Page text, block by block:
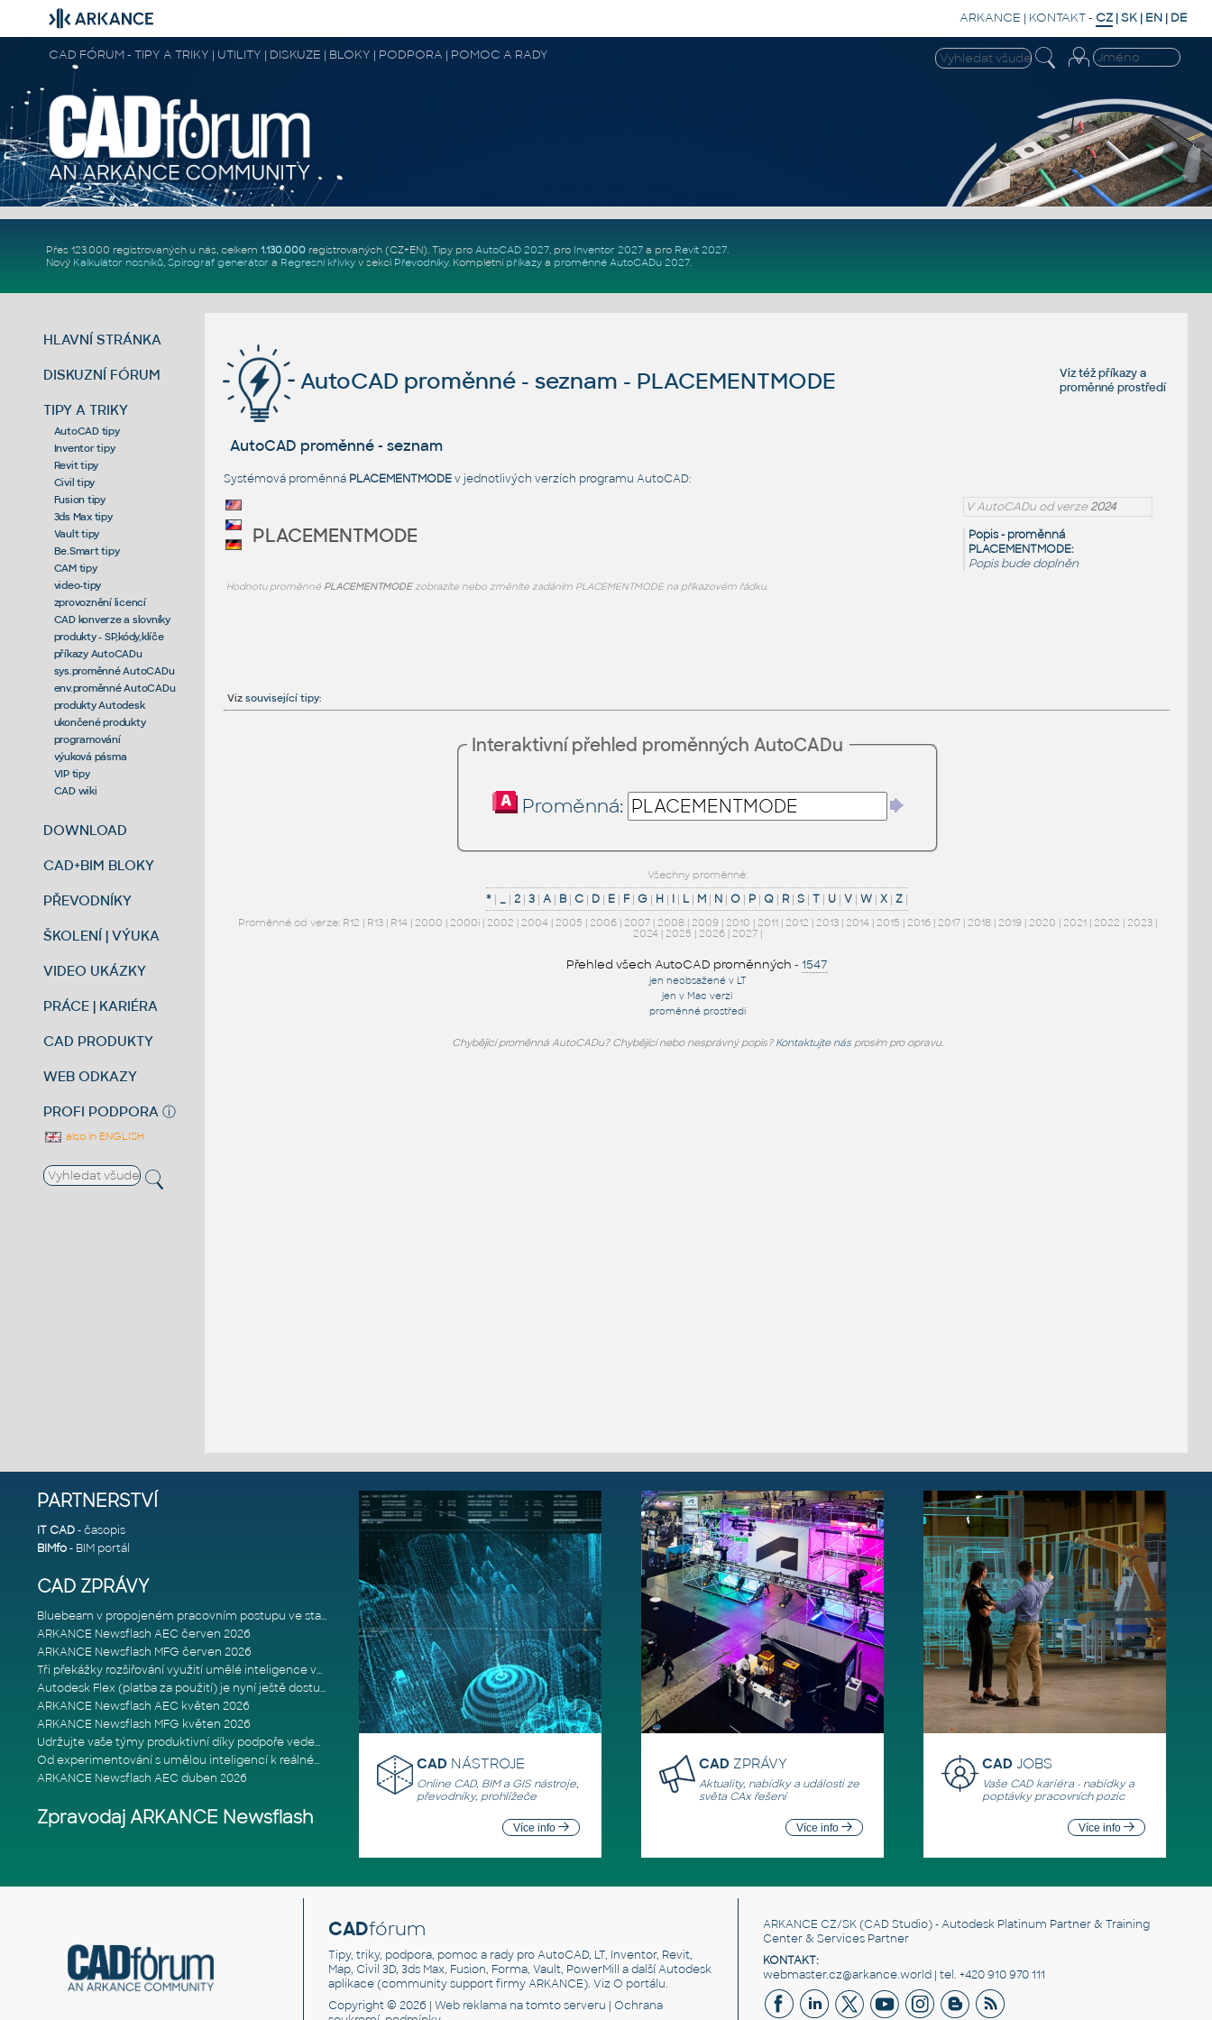
ARKANCE | KONTAKT- CZ |SK | EN | DE
CAD FÓRUM - TIPY A TRIKY | UTILITY | DISKUZE | BLOKY | PODPORA | POMOC A RADY
Přes 123.000 registrovaných u nás, celkem 1.130.000registrovaných (CZ+EN). Tipy pro AutoCAD 2027, pro Inventor 2027a pro Revit 2027.
Nový Kalkulátor nosníků, Spirograf generátor a Regresní křivkyv sekci Převodníky. Kompletní příkazya proměnné AutoCADu 2027.
HLAVNÍ STRÁNKA
DISKUZNÍ FÓRUM
TIPY A TRIKY
AutoCAD tipy
Inventor tipy
Revit tipy
Civil tipy
Fusion tipy
3ds Max tipy
Vault tipy
Be.Smart tipy
CAM tipy
video-tipy
zprovoznění licencí
CAD konverze a slovníky
produkty - SP,kódy,klíče
příkazy AutoCADu
sys.proměnné AutoCADu
env.proměnné AutoCADu
produkty Autodesk
ukončené produkty
programování
výuková pásma
VIP tipy
CAD wiki
DOWNLOAD
CAD+BIM BLOKY
PŘEVODNÍKY
ŠKOLENÍ | VÝUKA
VIDEO UKÁZKY
PRÁCE | KARIÉRA
CAD PRODUKTY
WEB ODKAZY
PROFI PODPORA ⓘ
also in ENGLISH
Viz téžpříkazya
proměnné prostředí
AutoCAD proměnné - seznam - PLACEMENTMODE
AutoCAD proměnné - seznam
Systémová proměnná PLACEMENTMODEv jednotlivých verzích programu AutoCAD:
V AutoCADu od verze2024
Popis - proměnná
PLACEMENTMODE:
Popis bude doplněn
PLACEMENTMODE
Hodnotu proměnné PLACEMENTMODEzobrazíte nebo změníte zadáním PLACEMENTMODE na příkazovém řádku.
Viz související tipy:
Interaktivní přehled proměnných AutoCADu
Proměnná:
Všechny proměnné:
* | _ |2 |3 |A | B |C | D | E | F|G | H | I | L | M | N |O | P |Q | R |S |T | U |V |W |X |Z |
Proměnné od verze: R12 | R13| R14| 2000 | 2000i| 2002 | 2004| 2005 | 2006| 2007| 2008| 2009| 2010 | 2011| 2012 | 2013| 2014| 2015 | 2016| 2017| 2018| 2019| 2020 | 2021| 2022 | 2023|
2024| 2025 | 2026| 2027|
Přehled všech AutoCAD proměnných -1547
jen neobsažené v LT
jen v Mac verzi
proměnné prostředí
Chybějící proměnná AutoCADu? Chybějící nebo nesprávný popis? Kontaktujte násprosím pro opravu.
PARTNERSTVÍ
IT CAD- časopis
BIMfo- BIM portál
CAD ZPRÁVY
Bluebeam v propojeném pracovním postupu ve stavebnictví: Proč je int
ARKANCE Newsflash AEC červen 2026
ARKANCE Newsflash MFG červen 2026
Tři překážky rozšiřování využití umělé inteligence ve stavebním prům
Autodesk Flex (platba za použití) je nyní ještě dostupnější
ARKANCE Newsflash AEC květen 2026
ARKANCE Newsflash MFG květen 2026
Udržujte vaše týmy produktivní díky podpoře vedené odborníky
Od experimentování s umělou inteligencí k reálnému dopadu na podniká
ARKANCE Newsflash AEC duben 2026
Zpravodaj ARKANCE Newsflash
CAD NÁSTROJE
Online CAD, BIM a GIS nástroje,
převodníky, prohlížeče
Více info
CAD ZPRÁVY
Aktuality, nabídky a události ze
světa CAx řešení
Více info
CADJOBS
Vaše CAD kariéra - nabídky a
poptávky pracovních pozic
Více info
CADfórum
Tipy, triky, podpora, pomoc a rady pro AutoCAD, LT, Inventor, Revit,
Map, Civil 3D, 3ds Max, Fusion, Forma, Vault, PowerMill a další Autodesk
aplikace (community support firmy ARKANCE). Viz O portálu.
Copyright © 2026 | Web reklamana tomto serveru | Ochrana
ARKANCE CZ/SK(CAD Studio) - Autodesk Platinum Partner & Training
Center & Services Partner
KONTAKT:
webmaster.cz@arkance.world | tel. +420 910 970 111